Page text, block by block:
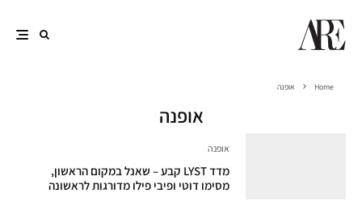
Home אופנה
אופנה
אופנה
מדד LYST קבע – שאנל במקום הראשון,
מסימו דוטי ופיבי פילו מדורגות לראשונה